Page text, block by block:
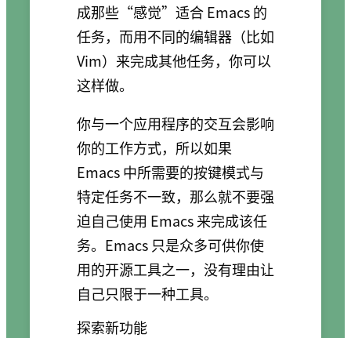
成那些“感觉”适合 Emacs 的
任务，而用不同的编辑器（比如
Vim）来完成其他任务，你可以
这样做。
你与一个应用程序的交互会影响
你的工作方式，所以如果
Emacs 中所需要的按键模式与
特定任务不一致，那么就不要强
迫自己使用 Emacs 来完成该任
务。Emacs 只是众多可供你使
用的开源工具之一，没有理由让
自己只限于一种工具。
探索新功能